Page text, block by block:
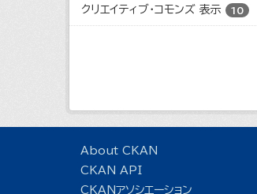
クリエイティブ・コモンズ 表示 10
About CKAN
CKAN API
CKANアソシエーション